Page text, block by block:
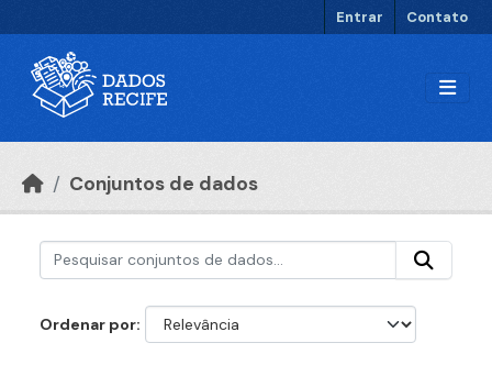
Entrar Contato
Conjuntos de dados
Ordenar por